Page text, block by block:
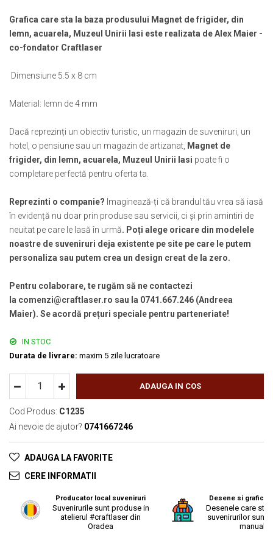
Muzeul Unirii Iasi
Orase si zone istorice
Bucuresti
Colonada Imperiala, Buzias
Maramures
Oradea
Sibiu
Palate si Curti Domnesti
Curtea Domneasca, Targoviste
Palatul Alexandru Ioan Cuza,
Ruginoasa
Palatul Culturii Iasi
Suport pahare suvenir din lemn
Suport pahare suvenir din pluta
Tablouri acuarela
Tablouri metalice
Colectia "Belle Epoque"
Colectia "Visit Romania"
Colectia medievala
Colectia Vintage
Grafica care sta la baza produsului Magnet de frigider, din
lemn, acuarela, Muzeul Unirii Iasi este realizata de Alex Maier -
co-fondator Craftlaser
Dimensiune 5.5 x 8 cm
Material: lemn de 4 mm
Dacă reprezinți un obiectiv turistic, un magazin de suveniruri, un
hotel, o pensiune sau un magazin de artizanat, Magnet de
frigider, din lemn, acuarela, Muzeul Unirii Iasi poate fi o
completare perfectă pentru oferta ta.
Reprezinti o companie? Imaginează-ți că brandul tău vrea să iasă
în evidență nu doar prin produse sau servicii, ci și prin amintiri de
neuitat pe care le lasă în urmă. Poți alege oricare din modelele
noastre de suveniruri deja existente pe site pe care le putem
personaliza sau putem crea un design creat de la zero.
Pentru colaborare, te rugăm să ne contactezi
la comenzi@craftlaser.ro sau la 0741.667.246 (Andreea
Maier). Se acordă prețuri speciale pentru parteneriate!
IN STOC
Durata de livrare: maxim 5 zile lucratoare
ADAUGA IN COS
Cod Produs: C1235
Ai nevoie de ajutor? 0741667246
ADAUGA LA FAVORITE
CERE INFORMATII
Producator local suveniruri
Suvenirurile sunt produse in
atelierul #craftlaser din
Oradea
Desene si grafica
Desenele care
suvenirurilor sunt
manual.